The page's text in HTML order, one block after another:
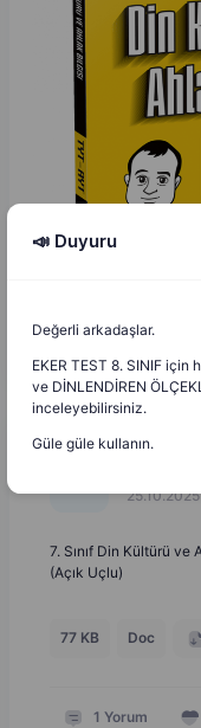
25.10.2025
7. Sınıf Din Kültürü ve
(Açık Uçlu)
77 KB Doc
1 Yorum
📣 Duyuru
Değerli arkadaşlar.
EKER TEST 8. SINIF için
ve DİNLENDİREN
inceleyebilirsiniz.
Güle güle kullanın.